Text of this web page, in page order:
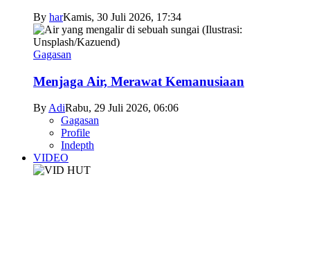
By harKamis, 30 Juli 2026, 17:34
Gagasan
Menjaga Air, Merawat Kemanusiaan
ByAdiRabu, 29 Juli 2026, 06:06
Gagasan
Profile
Indepth
VIDEO